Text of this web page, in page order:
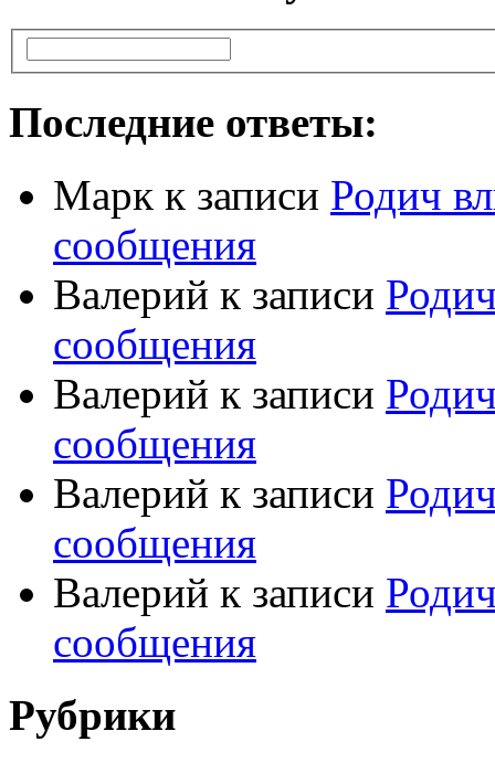
Последние ответы:
Марк к записи Родич
сообщения
Валерий к записи
сообщения
Валерий к записи
сообщения
Валерий к записи
сообщения
Валерий к записи
сообщения
Рубрики